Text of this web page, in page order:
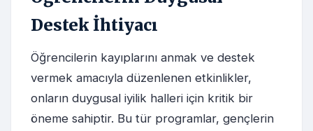
Destek İhtiyacı
Öğrencilerin kayıplarını anmak ve destek
vermek amacıyla düzenlenen etkinlikler,
onların duygusal iyilik halleri için kritik bir
öneme sahiptir. Bu tür programlar, gençlerin